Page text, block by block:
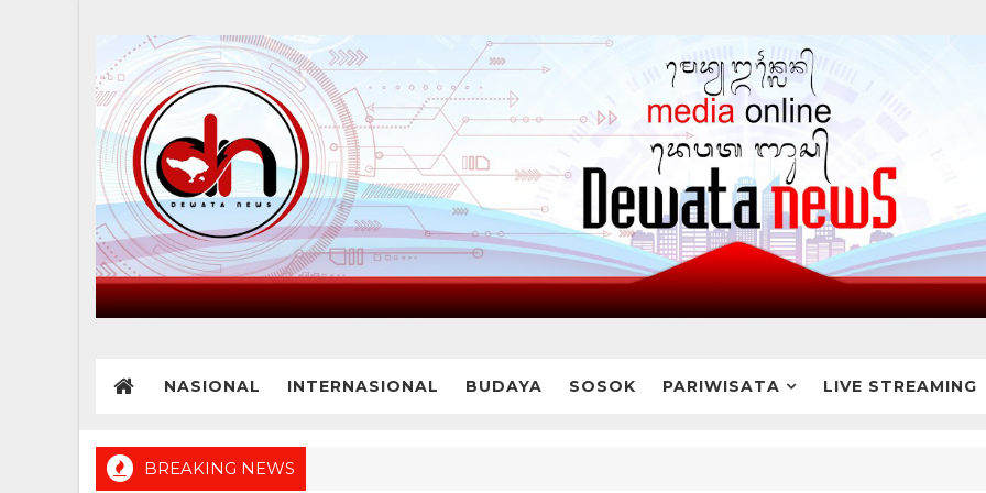
NASIONAL INTERNASIONAL BUDAYA SOSOK PARIWISATA LIVE STREAMING
BREAKING NEWS